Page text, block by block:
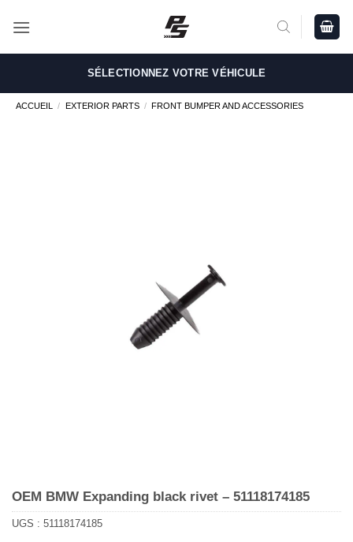
SÉLECTIONNEZ VOTRE VÉHICULE
ACCUEIL / EXTERIOR PARTS / FRONT BUMPER AND ACCESSORIES
OEM BMW Expanding black rivet – 51118174185
UGS : 51118174185